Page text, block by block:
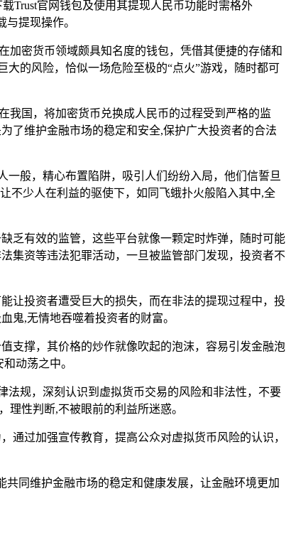
Trust官网钱包及使用其提现人民币功能时需格外
提现操作。
加密货币领域颇具知名度的钱包，凭借其便捷的存储和
大的风险，恰似一场危险至极的“点火”游戏，随时都可
我国，将加密货币兑换成人民币的过程受到严格的监
了维护金融市场的稳定和安全,保护广大投资者的合法
一般，精心布置陷阱，吸引人们纷纷入局，他们信誓旦
不少人在利益的驱使下，如同飞蛾扑火般陷入其中,全
乏有效的监管，这些平台就像一颗定时炸弹，随时可能
集资等违法犯罪活动，一旦被监管部门发现，投资者不
让投资者遭受巨大的损失，而在非法的提现过程中，投
鬼,无情地吞噬着投资者的财富。
支撑，其价格的炒作就像吹起的泡沫，容易引发金融泡
动荡之中。
法规，深刻认识到虚拟货币交易的风险和非法性，不要
理性判断,不被眼前的利益所迷惑。
通过加强宣传教育，提高公众对虚拟货币风险的认识，
共同维护金融市场的稳定和健康发展，让金融环境更加